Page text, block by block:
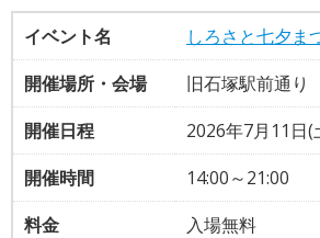
イベント名
しろさと七夕ま
開催場所・会場
旧石塚駅前通り
開催日程
2026年7月11日(
開催時間
14:00～21:00
料金
入場無料